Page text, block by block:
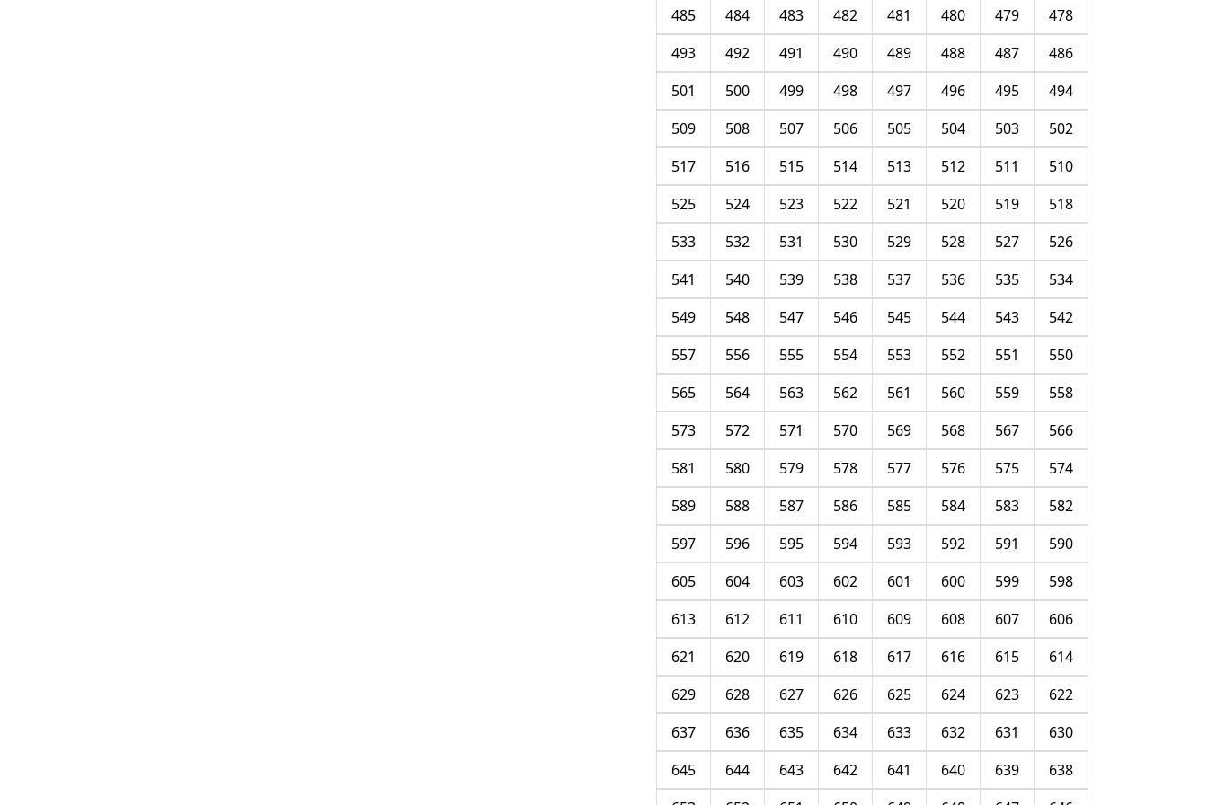
478
479
480
481
482
483
484
485
486
487
488
489
490
491
492
493
494
495
496
497
498
499
500
501
502
503
504
505
506
507
508
509
510
511
512
513
514
515
516
517
518
519
520
521
522
523
524
525
526
527
528
529
530
531
532
533
534
535
536
537
538
539
540
541
542
543
544
545
546
547
548
549
550
551
552
553
554
555
556
557
558
559
560
561
562
563
564
565
566
567
568
569
570
571
572
573
574
575
576
577
578
579
580
581
582
583
584
585
586
587
588
589
590
591
592
593
594
595
596
597
598
599
600
601
602
603
604
605
606
607
608
609
610
611
612
613
614
615
616
617
618
619
620
621
622
623
624
625
626
627
628
629
630
631
632
633
634
635
636
637
638
639
640
641
642
643
644
645